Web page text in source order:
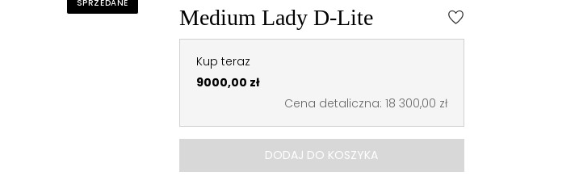
SPRZEDANE
Medium Lady D-Lite
Kup teraz
9000,00 zł
Cena detaliczna: 18 300,00 zł
DODAJ DO KOSZYKA